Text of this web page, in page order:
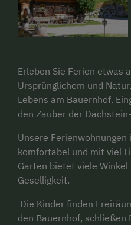
Erleben Sie Ferien etwas
Ursprünglichem und
Lebens am Bauernhof.
den Zauber der
Unsere Ferienwohnungen
komfortabel und mit viel
Garten bietet viele
Geselligkeit.
Die Kinder finden
den Bauernhof,